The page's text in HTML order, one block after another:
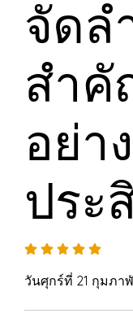
จัดล
สำคั
อย่า
ประ
วันศุกร์ที่ 21 กุมภาพั